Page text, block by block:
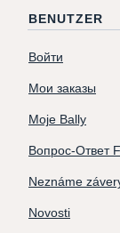
BENUTZER
Войти
Мои заказы
Moje Bally
Вопрос-Ответ
Neznáme
Novosti